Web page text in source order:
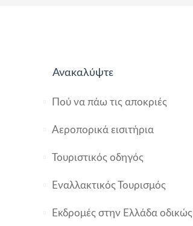
Ανακαλύψτε
Πού να πάω τις αποκριές
Αεροπορικά εισιτήρια
Τουριστικός οδηγός
Εναλλακτικός Τουρισμός
Εκδρομές στην Ελλάδα οδικώς